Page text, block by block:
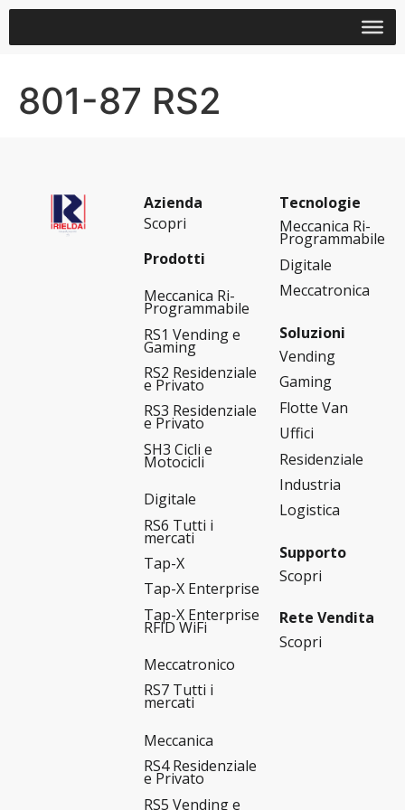
801-87 RS2
Azienda
Scopri
Prodotti
Meccanica Ri-
Programmabile
RS1 Vending e
Gaming
RS2 Residenziale
e Privato
RS3 Residenziale
e Privato
SH3 Cicli e
Motocicli
Digitale
RS6 Tutti i
mercati
Tap-X
Tap-X Enterprise
Tap-X Enterprise
RFID WiFi
Meccatronico
RS7 Tutti i
mercati
Meccanica
RS4 Residenziale
e Privato
RS5 Vending e
Tecnologie
Meccanica Ri-
Programmabile
Digitale
Meccatronica
Soluzioni
Vending
Gaming
Flotte Van
Uffici
Residenziale
Industria
Logistica
Supporto
Scopri
Rete Vendita
Scopri